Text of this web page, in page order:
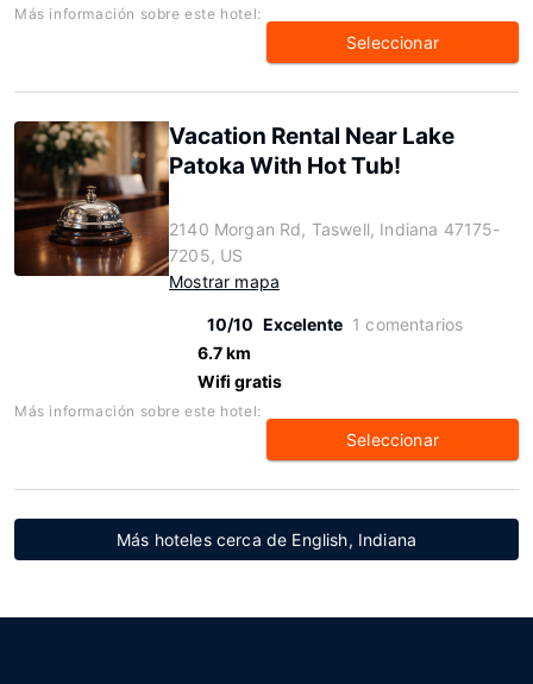
Más información sobre este hotel:
Seleccionar
Vacation Rental Near Lake
Patoka With Hot Tub!
2140 Morgan Rd, Taswell, Indiana 47175-
7205, US
Mostrar mapa
10/10 Excelente 1 comentarios
6.7 km
Wifi gratis
Más información sobre este hotel:
Seleccionar
Más hoteles cerca de English, Indiana